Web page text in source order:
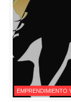
EMPRENDIMIENTO